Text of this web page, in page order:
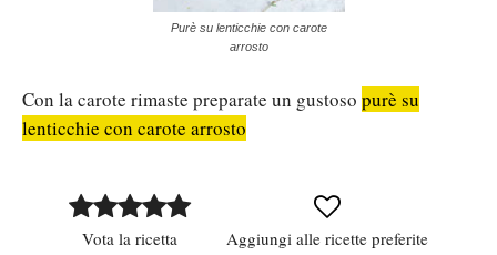
Purè su lenticchie con carote
arrosto
Con la carote rimaste preparate un gustoso purè su
lenticchie con carote arrosto
Vota la ricetta Aggiungi alle ricette preferite